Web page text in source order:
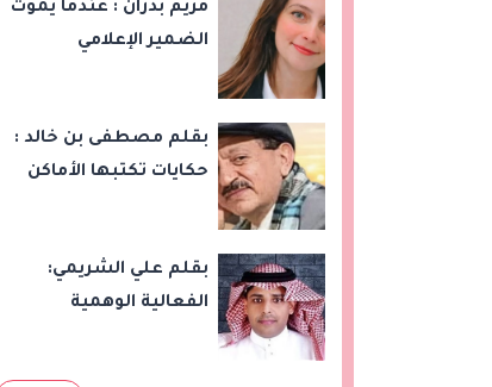
مريم بدران : عندما يموت
الضمير الإعلامي
بقلم مصطفى بن خالد :
حكايات تكتبها الأماكن
بقلم علي الشريمي:
الفعالية الوهمية